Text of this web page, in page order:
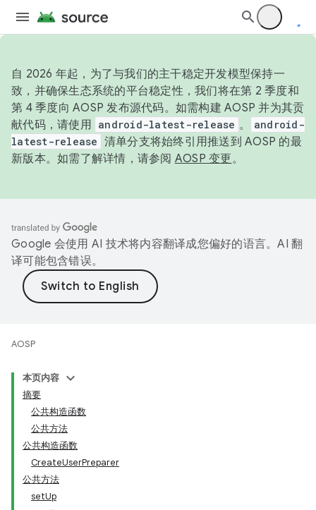
自 2026 年起，为了与我们的主干稳定开发模型保持一
致，并确保生态系统的平台稳定性，我们将在第 2 季度和
第 4 季度向 AOSP 发布源代码。如需构建 AOSP 并为其贡
献代码，请使用 android-latest-release 。
android-
latest-release 清单分支将始终引用推送到 AOSP 的最
新版本。如需了解详情，请参阅 AOSP 变更。
Google 会使用 AI 技术将内容翻译成您偏好的语言。AI 翻
译可能包含错误。
AOSP
本页内容
摘要
公共构造函数
公共方法
公共构造函数
CreateUserPreparer
公共方法
setUp